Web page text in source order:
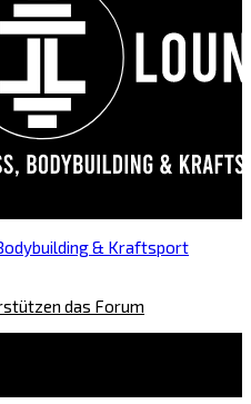
& Kraftsport
das Forum